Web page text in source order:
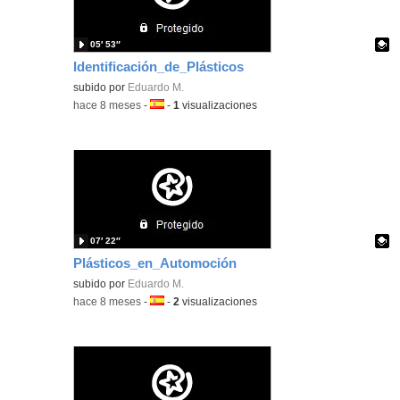
Identificación_de_Plásticos
Contenido educativo.
subido por Eduardo M.
05′ 53″
-hace 8 meses -Idioma:
-1 visualizaciones
Plásticos_en_Automoción
Contenido educativo.
subido por Eduardo M.
07′ 22″
-hace 8 meses -Idioma:
-2 visualizaciones